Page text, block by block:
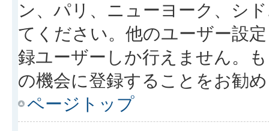
ン、パリ、ニューヨーク、シ
てください。他のユーザー設
録ユーザーしか行えません。
の機会に登録することをお勧
ページトップ